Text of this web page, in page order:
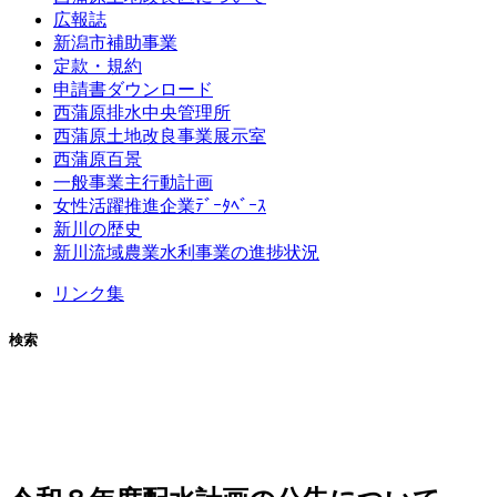
広報誌
新潟市補助事業
定款・規約
申請書ダウンロード
西蒲原排水中央管理所
西蒲原土地改良事業展示室
西蒲原百景
一般事業主行動計画
女性活躍推進企業ﾃﾞｰﾀﾍﾞｰｽ
新川の歴史
新川流域農業水利事業の進捗状況
リンク集
検索